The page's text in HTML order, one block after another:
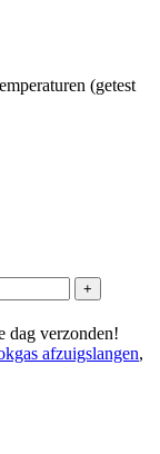
(getest
+
dag verzonden!
afzuigslangen,